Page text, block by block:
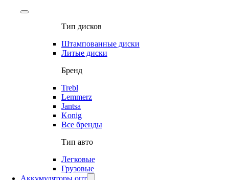
Тип дисков
Штампованные диски
Литые диски
Бренд
Trebl
Lemmerz
Jantsa
Konig
Все бренды
Тип авто
Легковые
Грузовые
Аккумуляторы опт